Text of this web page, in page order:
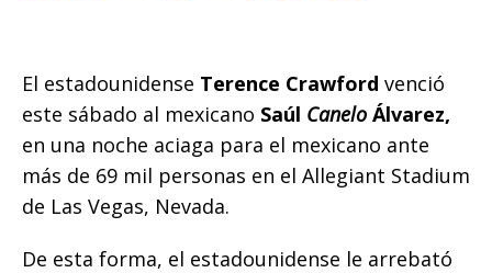
e
b
o
o
k
te
r
l s
A
p
p
y
Li
n
k
e
n
g
e
g
ra
m
p
ar
ti
r
El estadounidense Terence Crawford venció
este sábado al mexicano Saúl Canelo Álvarez,
en una noche aciaga para el mexicano ante
más de 69 mil personas en el Allegiant Stadium
de Las Vegas, Nevada.
De esta forma, el estadounidense le arrebató